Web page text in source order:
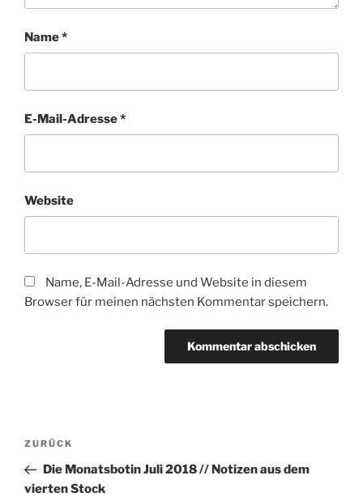
Name*
E-Mail-Adresse*
Website
Name, E-Mail-Adresse und Website in diesem
Browser für meinen nächsten Kommentar speichern.
Beitragsnavigation
Vorheriger
Beitrag
ZURÜCK
Die Monatsbotin Juli 2018 // Notizen aus dem
vierten Stock